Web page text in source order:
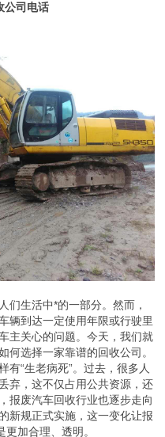
公司电话
们生活中*的一部分。然而，
辆到达一定使用年限或行驶里
主关心的问题。今天，我们就
何选择一家靠谱的回收公司。
有“生老病死”。过去，很多人
弃，这不仅占用公共资源，还
报废汽车回收行业也逐步走向
新规正式实施，这一变化让报
更加合理、透明。